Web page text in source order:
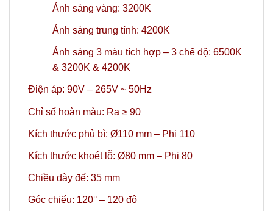
Ánh sáng vàng: 3200K
Ánh sáng trung tính: 4200K
Ánh sáng 3 màu tích hợp – 3 chế độ: 6500K
& 3200K & 4200K
Điện áp: 90V – 265V ~ 50Hz
Chỉ số hoàn màu: Ra ≥ 90
Kích thước phủ bì: Ø110 mm – Phi 110
Kích thước khoét lỗ: Ø80 mm – Phi 80
Chiều dày đế: 35 mm
Góc chiếu: 120° – 120 độ